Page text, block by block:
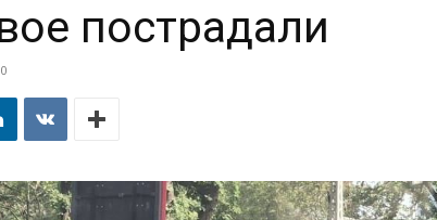
пострадали